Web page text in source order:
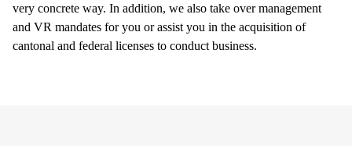
very concrete way. In addition, we also take over management
and VR mandates for you or assist you in the acquisition of
cantonal and federal licenses to conduct business.